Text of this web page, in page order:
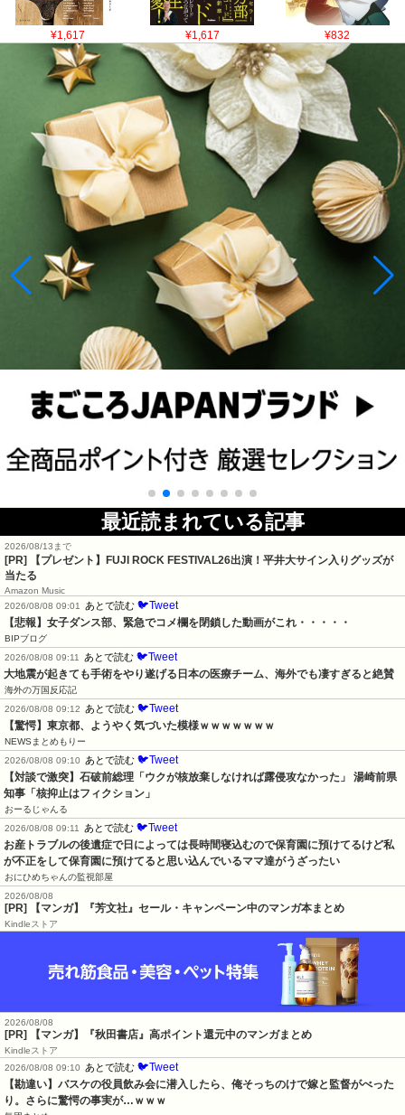
¥1,617 ¥1,617 ¥832
最近読まれている記事
2026/08/13まで
[PR] 【プレゼント】FUJI ROCK FESTIVAL26出演！平井大サイン入りグッズが
当たる
Amazon Music
2026/08/08 09:01
あとで読む 🐦Tweet
【悲報】女子ダンス部、緊急でコメ欄を閉鎖した動画がこれ・・・・・
BIPブログ
2026/08/08 09:11
あとで読む 🐦Tweet
大地震が起きても手術をやり遂げる日本の医療チーム、海外でも凄すぎると絶賛
海外の万国反応記
2026/08/08 09:12
あとで読む 🐦Tweet
【驚愕】東京都、ようやく気づいた模様ｗｗｗｗｗｗｗ
NEWSまとめもりー
2026/08/08 09:10
あとで読む 🐦Tweet
【対談で激突】石破前総理「ウクが核放棄しなければ露侵攻なかった」 湯崎前県
知事「核抑止はフィクション」
おーるじゃんる
2026/08/08 09:11
あとで読む 🐦Tweet
お産トラブルの後遺症で日によっては長時間寝込むので保育園に預けてるけど私
が不正をして保育園に預けてると思い込んでいるママ達がうざったい
おにひめちゃんの監視部屋
2026/08/08
[PR] 【マンガ】『芳文社』セール・キャンペーン中のマンガ本まとめ
Kindleストア
2026/08/08
[PR] 【マンガ】『秋田書店』高ポイント還元中のマンガまとめ
Kindleストア
2026/08/08 09:10
あとで読む 🐦Tweet
【勘違い】バスケの役員飲み会に潜入したら、俺そっちのけで嫁と監督がべった
り。さらに驚愕の事実が…ｗｗｗ